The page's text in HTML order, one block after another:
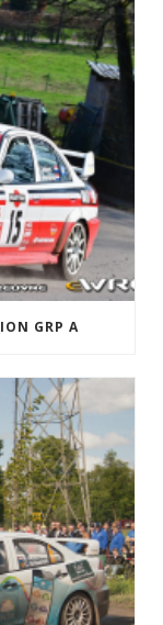
GRP A